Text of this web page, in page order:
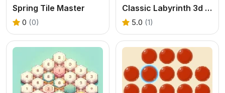
Spring Tile Master
0 (0)
Classic Labyrinth 3d Maze
5.0 (1)